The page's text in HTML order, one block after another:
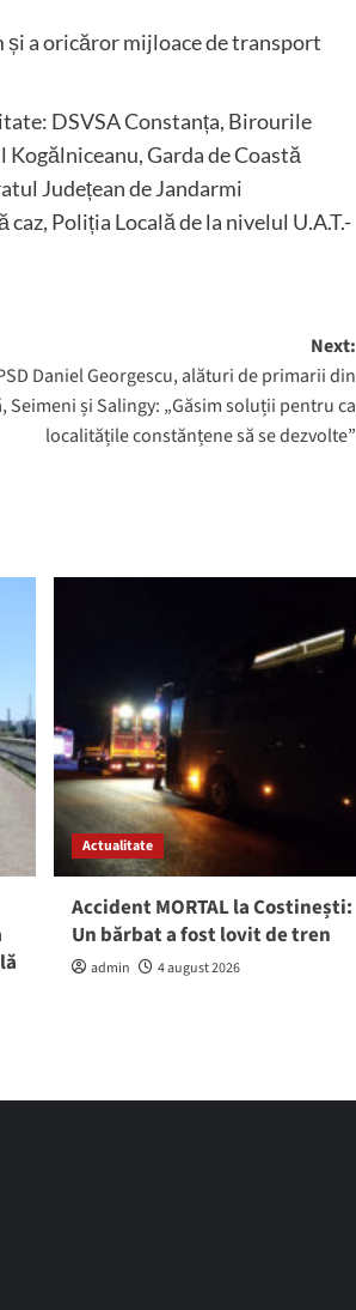
a oricăror mijloace de transport
DSVSA Constanța, Birourile
Garda de Coastă
Județean de Jandarmi
Poliția Locală de la nivelul U.A.T.-
Next:
Daniel Georgescu, alături de primarii din
Seimeni și Salingy: „Găsim soluții pentru ca
localitățile constănțene să se dezvolte”
Actualitate
Accident MORTAL la Costinești:
Un bărbat a fost lovit de tren
admin 4 august 2026